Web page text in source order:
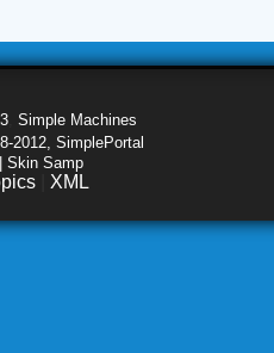
Simple Machines
2012, SimplePortal
Skin Samp
XML